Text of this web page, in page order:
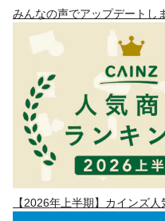
みんなの声でアップデートし
【2026年上半期】カインズ